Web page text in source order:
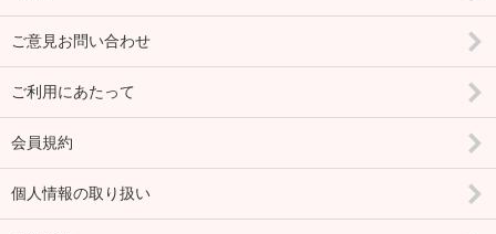
ご意見お問い合わせ
ご利用にあたって
会員規約
個人情報の取り扱い